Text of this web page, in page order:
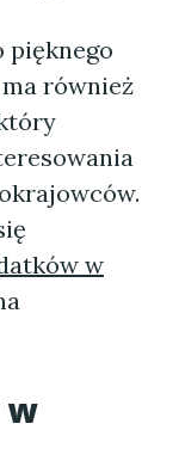
pięknego
również
w